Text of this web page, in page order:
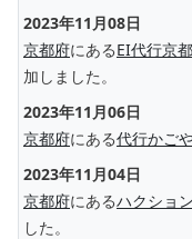
2023年11月08日
京都府にあるEI代行京
加しました。
2023年11月06日
京都府にある代行かご
2023年11月04日
京都府にあるハクショ
した。